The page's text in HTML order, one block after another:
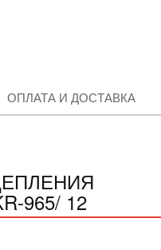
ОПЛАТА И ДОСТАВКА
965/ 12